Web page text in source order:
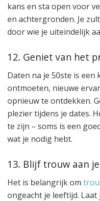
kans en sta open voor
en achtergronden. Je
door wie je uiteindelijk
12. Geniet van het
Daten na je 50ste is een
ontmoeten, nieuwe
opnieuw te ontdekken.
plezier tijdens je dates.
te zijn – soms is een
wat je nodig hebt.
13. Blijf trouw aan
Het is belangrijk om
ongeacht je leeftijd.